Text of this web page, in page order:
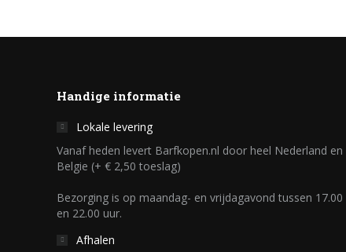
Handige informatie
Lokale levering
Vanaf heden levert Barfkopen.nl door heel Nederland en
Belgie (+ € 2,50 toeslag)
Bezorging is op maandag- en vrijdagavond tussen 17.00
en 22.00 uur.
Afhalen